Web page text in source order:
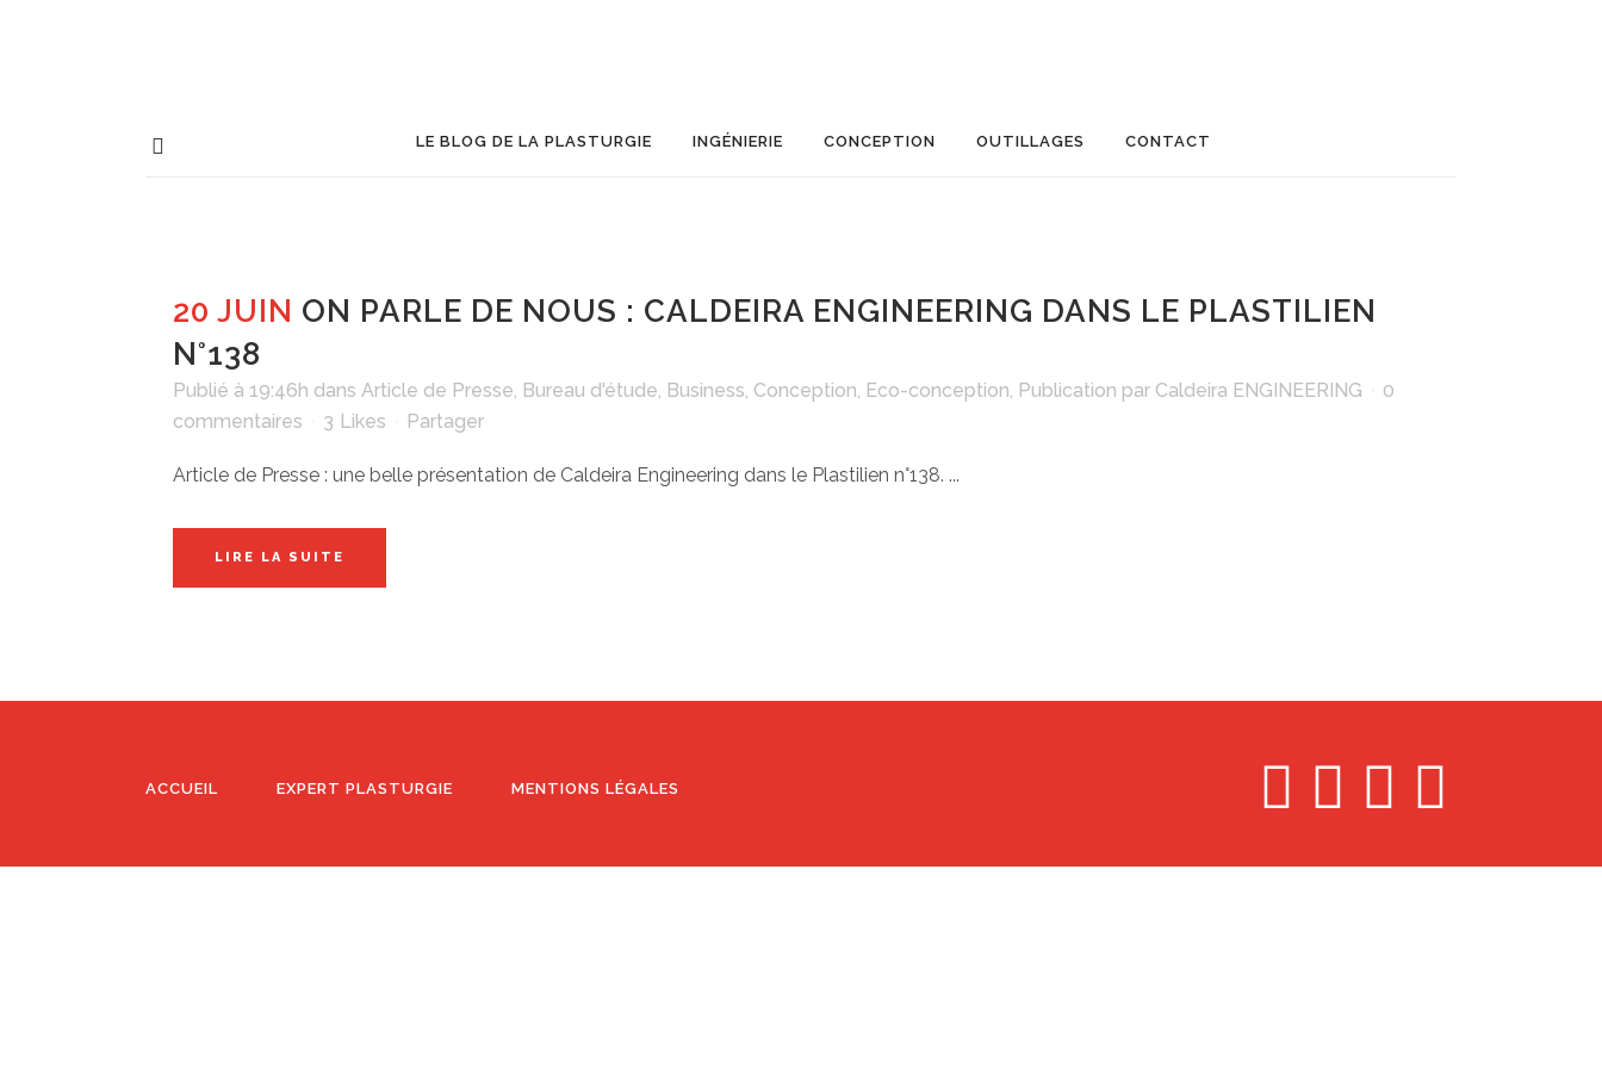
LE BLOG DE LA PLASTURGIE INGÉNIERIE CONCEPTION OUTILLAGES CONTACT
20 JUIN ON PARLE DE NOUS : CALDEIRA ENGINEERING DANS LE PLASTILIEN
N°138
Publié à 19:46h dans Article de Presse, Bureau d'étude, Business, Conception, Eco-conception, Publication par Caldeira ENGINEERING
0
commentaires
3 Likes Partager
Article de Presse : une belle présentation de Caldeira Engineering dans le Plastilien n°138. ...
LIRE LA SUITE
ACCUEIL EXPERT PLASTURGIE MENTIONS LÉGALES